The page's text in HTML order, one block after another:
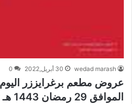
wedad marash 30 أبريل,2022 0
الموافق 29 رمضان 1443 هـ عرض العيد